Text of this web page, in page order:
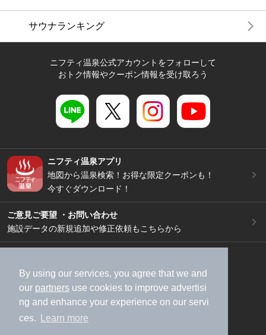
By using our services, you agree that we and
our partners use cookies to improve advertisi
ng and enhance your experience on our servi
ces.
Learn more
サウナランキング
ニフティ温泉公式アカウントをフォローして
おトク情報やクーポン情報を受け取ろう
ニフティ温泉アプリ
地図から温泉検索！お得な限定クーポンも！
今すぐダウンロード！
ご意見ご要望 ・お問い合わせ
施設データの新規追加や修正依頼もこちらから
加盟店募集（資料請求）
広告出稿のご案内
利用規約
ライフスタイルMEMBERS+規約
特定商取引法に基づく表記
ヘルプ
採用情報
運営会社